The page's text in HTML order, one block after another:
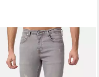
TAZZIOSkinny-fit-Jeans
17514 im Destroyed-Look
29,90 €